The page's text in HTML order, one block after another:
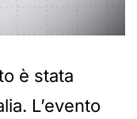
è stata
L’evento